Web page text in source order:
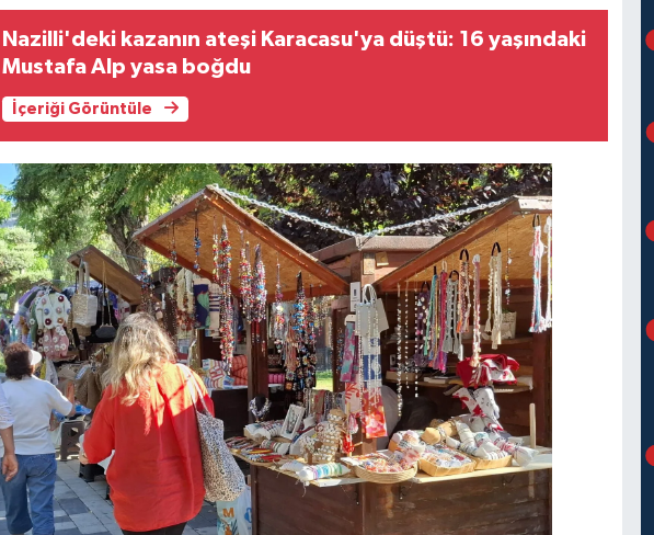
Nazilli'deki kazanın ateşi Karacasu'ya düştü: 16 yaşındaki
Mustafa Alp yasa boğdu
İçeriği Görüntüle